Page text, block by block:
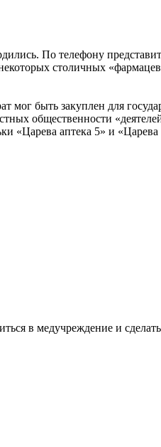
По телефону
столичных
мог быть закуплен для
общественности
«Царева аптека 5» и «Царева
в медучреждение и